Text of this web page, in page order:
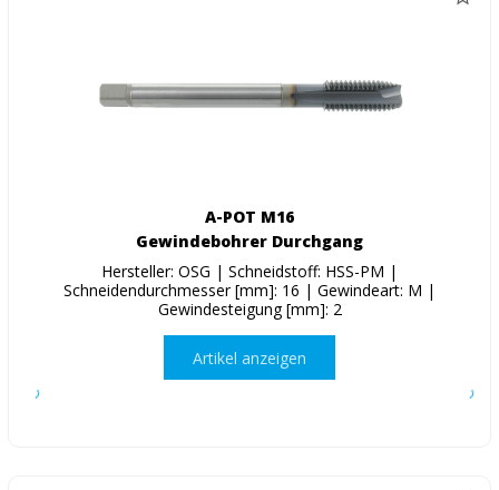
A-POT M16
Gewindebohrer Durchgang
Hersteller: OSG | Schneidstoff: HSS-PM |
Schneidendurchmesser [mm]: 16 | Gewindeart: M |
Gewindesteigung [mm]: 2
Artikel anzeigen